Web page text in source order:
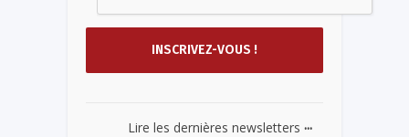
Lire les dernières newsletters ...